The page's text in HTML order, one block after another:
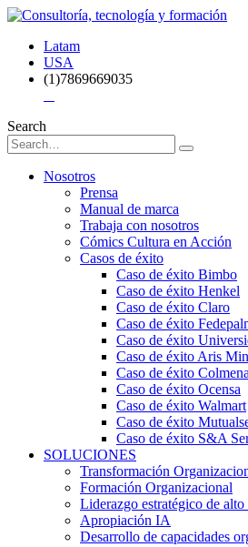
Latam
USA
(1)7869669035
Search
Nosotros
Prensa
Manual de marca
Trabaja con nosotros
Cómics Cultura en Acción
Casos de éxito
Caso de éxito Bimbo
Caso de éxito Henkel
Caso de éxito Claro
Caso de éxito
Caso de éxito
Caso de éxito Aris
Caso de éxito
Caso de éxito Ocensa
Caso de éxito Walmart
Caso de éxito
Caso de éxito S&A
SOLUCIONES
Transformación
Formación Organizacional
Liderazgo estratégico de alto
Apropiación IA
Desarrollo de capacidades